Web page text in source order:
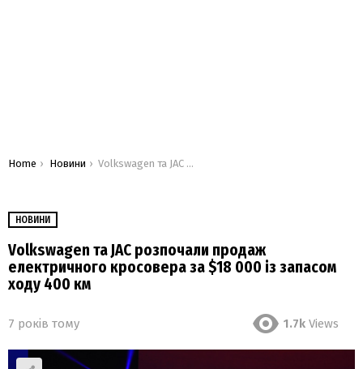
You are here:
Home Новини Volkswagen та JAC розпочали продаж електричного кросовера за $18 000 із запасом ходу 400 км
НОВИНИ
Volkswagen та JAC розпочали продаж
електричного кросовера за $18 000 із запасом
ходу 400 км
7 років тому 1.7k Views